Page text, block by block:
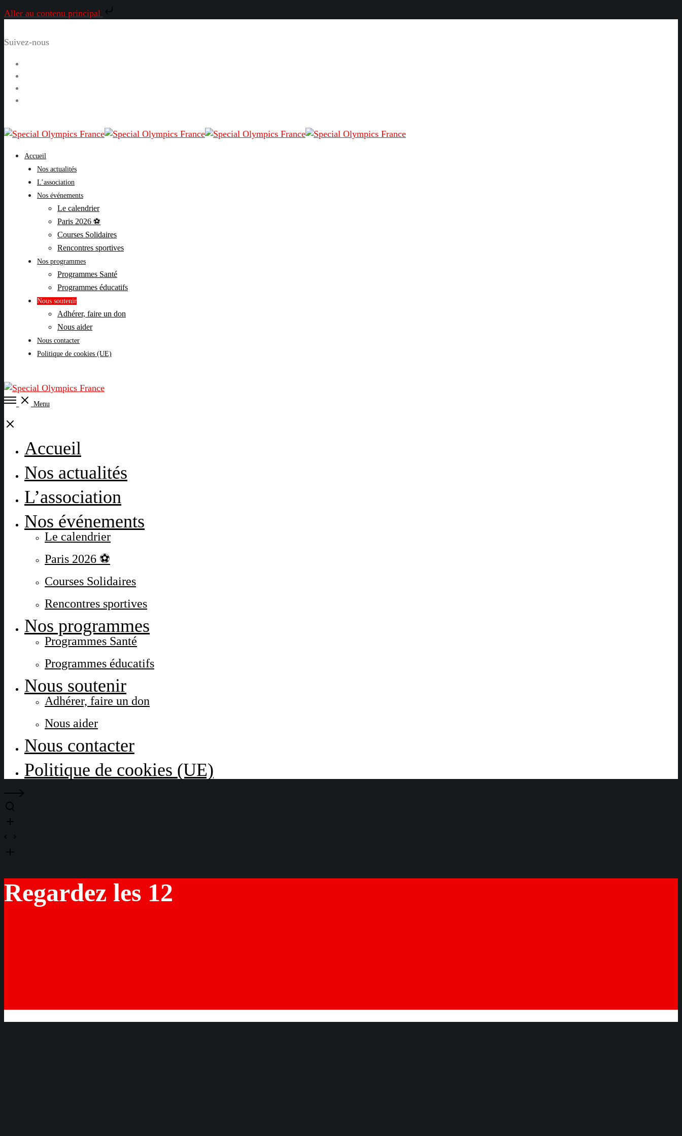
Aller au contenu principal
Suivez-nous
Accueil
Nos actualités
L’association
Nos événements
Le calendrier
Paris 2026 ⚽
Courses Solidaires
Rencontres sportives
Nos programmes
Programmes Santé
Programmes éducatifs
Nous soutenir
Adhérer, faire un don
Nous aider
Nous contacter
Politique de cookies (UE)
Open
Menu
Close
Accueil
Nos actualités
L’association
Nos événements
Le calendrier
Paris 2026 ⚽
Courses Solidaires
Rencontres sportives
Nos programmes
Programmes Santé
Programmes éducatifs
Nous soutenir
Adhérer, faire un don
Nous aider
Nous contacter
Politique de cookies (UE)
Regardez les 12